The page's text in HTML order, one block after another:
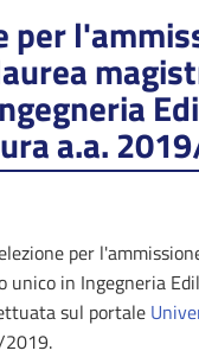
per
a.a.
per
unico in Ingegneria
sul portale